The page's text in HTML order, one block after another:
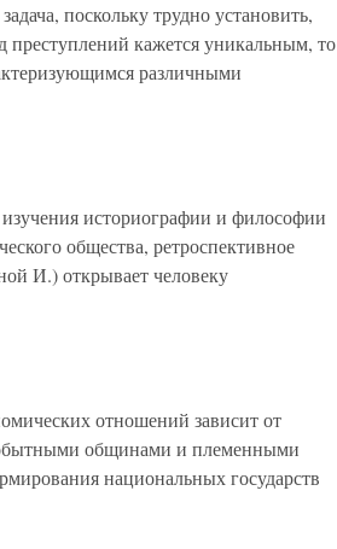
поскольку трудно установить,
преступлений кажется уникальным, то
различными
историографии и философии
общества, ретроспективное
И.) открывает человеку
отношений зависит от
общинами и племенными
национальных государств